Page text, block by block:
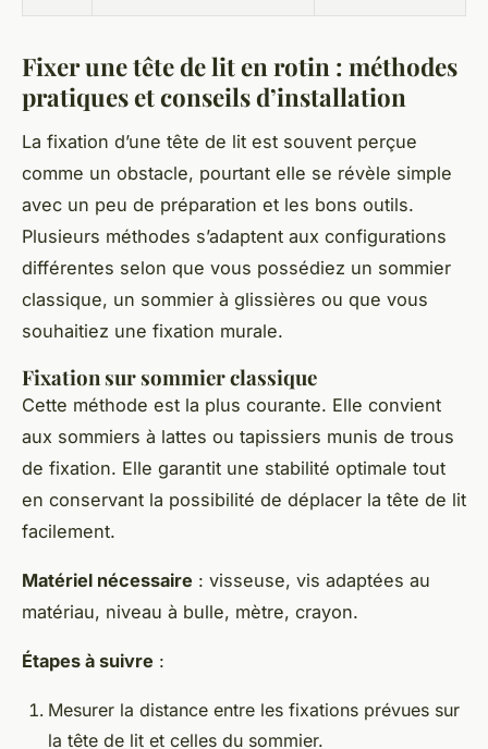
Fixer une tête de lit en rotin : méthodes
pratiques et conseils d’installation
La fixation d’une tête de lit est souvent perçue
comme un obstacle, pourtant elle se révèle simple
avec un peu de préparation et les bons outils.
Plusieurs méthodes s’adaptent aux configurations
différentes selon que vous possédiez un sommier
classique, un sommier à glissières ou que vous
souhaitiez une fixation murale.
Fixation sur sommier classique
Cette méthode est la plus courante. Elle convient
aux sommiers à lattes ou tapissiers munis de trous
de fixation. Elle garantit une stabilité optimale tout
en conservant la possibilité de déplacer la tête de lit
facilement.
Matériel nécessaire : visseuse, vis adaptées au
matériau, niveau à bulle, mètre, crayon.
Étapes à suivre :
Mesurer la distance entre les fixations prévues sur
la tête de lit et celles du sommier.